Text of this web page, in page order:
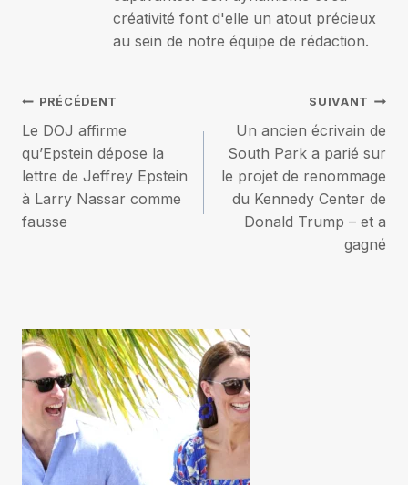
créativité font d'elle un atout précieux
au sein de notre équipe de rédaction.
Navigation
de
l’article
PRÉCÉDENT
Le DOJ affirme
qu’Epstein dépose la
lettre de Jeffrey Epstein
à Larry Nassar comme
fausse
SUIVANT
Un ancien écrivain de
South Park a parié sur
le projet de renommage
du Kennedy Center de
Donald Trump – et a
gagné